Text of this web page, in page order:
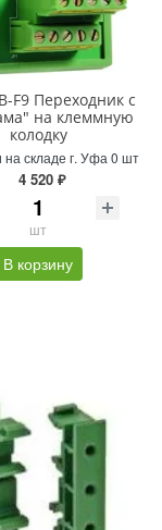
F9 Переходник с
на клеммную
колодку
на складе г. Уфа 0 шт
4 520 ₽
шт
В корзину